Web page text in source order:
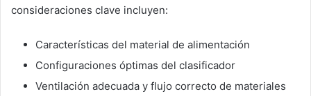
consideraciones clave incluyen:
Características del material de alimentación
Configuraciones óptimas del clasificador
Ventilación adecuada y flujo correcto de materiales